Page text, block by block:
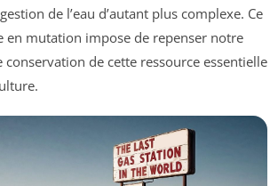
de l’eau d’autant plus complexe. Ce
en mutation impose de repenser notre
de cette ressource essentielle